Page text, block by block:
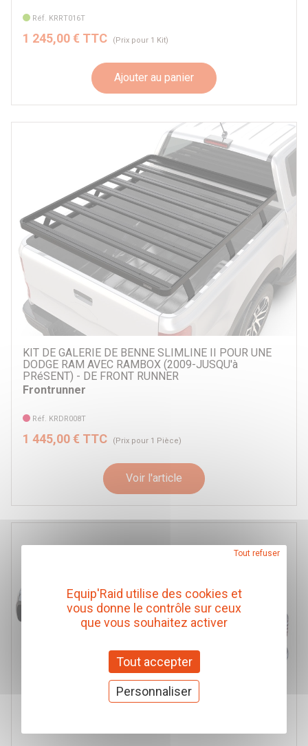
Réf. KRRT016T
1 245,00 € TTC (Prix pour 1 Kit)
Ajouter au panier
KIT DE GALERIE DE BENNE SLIMLINE II POUR UNE
DODGE RAM AVEC RAMBOX (2009-JUSQU'à
PRéSENT) - DE FRONT RUNNER
Frontrunner
Réf. KRDR008T
1 445,00 € TTC (Prix pour 1 Pièce)
Voir l'article
Equip'Raid utilise des cookies et
vous donne le contrôle sur ceux
que vous souhaitez activer
Tout accepter
Tout refuser
Personnaliser